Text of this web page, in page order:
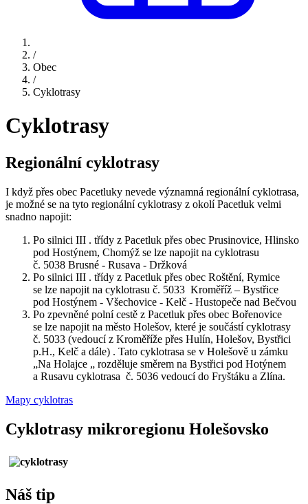
/
Obec
/
Cyklotrasy
Cyklotrasy
Regionální cyklotrasy
I když přes obec Pacetluky nevede významná regionální cyklotrasa,
je možné se na tyto regionální cyklotrasy z okolí Pacetluk velmi
snadno napojit:
Po silnici III . třídy z Pacetluk přes obec Prusinovice, Hlinsko
pod Hostýnem, Chomýž se lze napojit na cyklotrasu
č. 5038 Brusné - Rusava - Držková
Po silnici III . třídy z Pacetluk přes obec Roštění, Rymice
se lze napojit na cyklotrasu č. 5033 Kroměříž – Bystřice
pod Hostýnem - Všechovice - Kelč - Hustopeče nad Bečvou
Po zpevněné polní cestě z Pacetluk přes obec Bořenovice
se lze napojit na město Holešov, které je součástí cyklotrasy
č. 5033 (vedoucí z Kroměříže přes Hulín, Holešov, Bystřici
p.H., Kelč a dále) . Tato cyklotrasa se v Holešově u zámku
„Na Holajce „ rozděluje směrem na Bystřici pod Hotýnem
a Rusavu cyklotrasa č. 5036 vedoucí do Fryštáku a Zlína.
Mapy cyklotras
Cyklotrasy mikroregionu Holešovsko
Náš tip